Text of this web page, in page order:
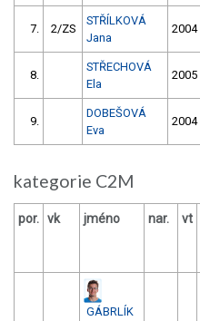
7. 2/ZS
STŘÍLKOVÁ
Jana
2004
8.
STŘECHOVÁ
Ela
2005
9.
DOBEŠOVÁ
Eva
2004
kategorie C2M
por. vk jméno nar. vt
GÁBRLÍK